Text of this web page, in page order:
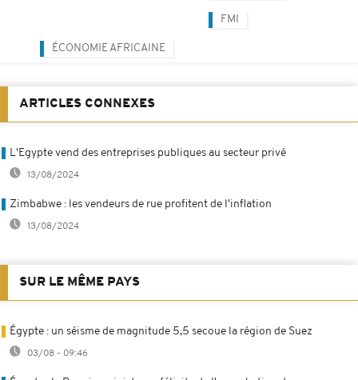
FMI
ÉCONOMIE AFRICAINE
ARTICLES CONNEXES
L'Egypte vend des entreprises publiques au secteur privé
13/08/2024
Zimbabwe : les vendeurs de rue profitent de l'inflation
13/08/2024
SUR LE MÊME PAYS
Égypte : un séisme de magnitude 5,5 secoue la région de Suez
03/08 - 09:46